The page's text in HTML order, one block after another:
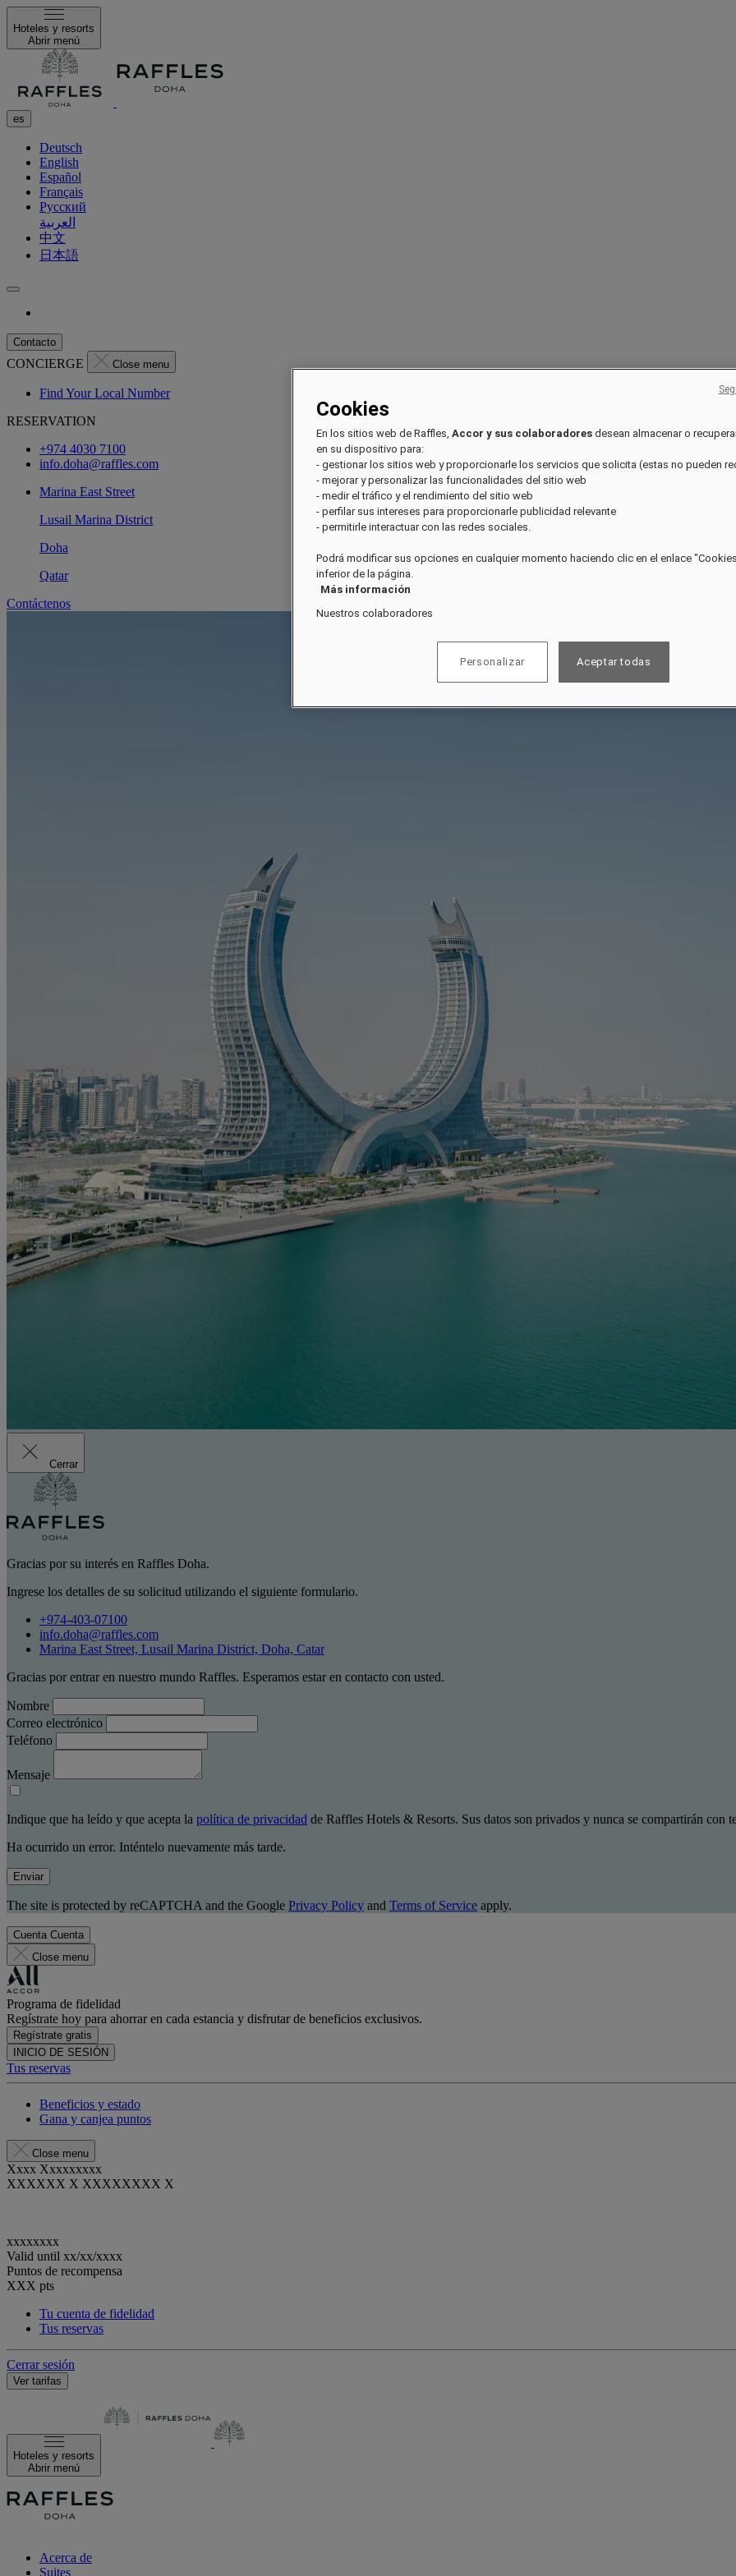
Hoteles y resorts
Abrir menú
es
Deutsch
English
Español
Français
Русский
العربية
中文
日本語
Contacto
CONCIERGE Close menu
Find Your Local Number
RESERVATION
+974 4030 7100
info.doha@raffles.com
Marina East Street
Lusail Marina District
Doha
Qatar
Contáctenos
Cerrar
Gracias por su interés en Raffles Doha.
Ingrese los detalles de su solicitud utilizando el siguiente formulario.
+974-403-07100
info.doha@raffles.com
Marina East Street, Lusail Marina District, Doha, Catar
Gracias por entrar en nuestro mundo Raffles. Esperamos estar en contacto con usted.
Nombre
Correo electrónico
Teléfono
Mensaje
Indique que ha leído y que acepta la política de privacidad de Raffles Hotels & Resorts. Sus datos son privados y nunca se compartirán con
Ha ocurrido un error. Inténtelo nuevamente más tarde.
Enviar
The site is protected by reCAPTCHA and the Google Privacy Policy and Terms of Service apply.
Cuenta Cuenta
Close menu
Programa de fidelidad
Regístrate hoy para ahorrar en cada estancia y disfrutar de beneficios exclusivos.
Regístrate gratis
INICIO DE SESIÓN
Tus reservas
Beneficios y estado
Gana y canjea puntos
Close menu
Xxxx Xxxxxxxxx
XXXXXX X XXXXXXXX X
xxxxxxxx
Valid until xx/xx/xxxx
Puntos de recompensa
XXX pts
Tu cuenta de fidelidad
Tus reservas
Cerrar sesión
Ver tarifas
Hoteles y resorts
Abrir menú
Acerca de
Suites
Cookies
En los sitios web de Raffles, Accor y sus colaboradores desean almacenar o
en su dispositivo para:
- gestionar los sitios web y proporcionarle los servicios que solicita (estas no pueden
- mejorar y personalizar las funcionalidades del sitio web
- medir el tráfico y el rendimiento del sitio web
- perfilar sus intereses para proporcionarle publicidad relevante
- permitirle interactuar con las redes sociales.
Podrá modificar sus opciones en cualquier momento haciendo clic en el enlace
inferior de la página.
Más información
Nuestros colaboradores
Personalizar Aceptar todas